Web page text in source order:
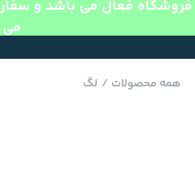
فروشگاه فعال می باشد و
همه محصولات / لگ